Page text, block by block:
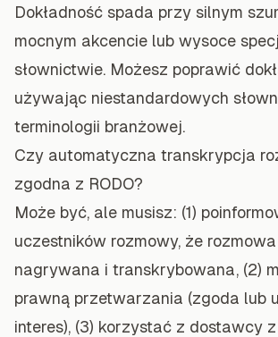
Dokładność spada przy silnym
mocnym akcencie lub wysoce
słownictwie. Możesz poprawić
używając niestandardowych
terminologii branżowej.
Czy automatyczna transkrypcja
zgodna z RODO?
Może być, ale musisz: (1)
uczestników rozmowy, że
nagrywana i transkrybowana, (2)
prawną przetwarzania (zgoda lub
interes), (3) korzystać z dostawcy z